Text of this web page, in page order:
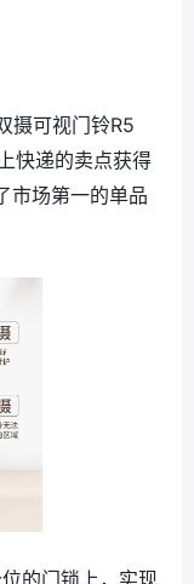
摄可视门铃R5
快递的卖点获得
市场第一的单品
的门锁上，实现